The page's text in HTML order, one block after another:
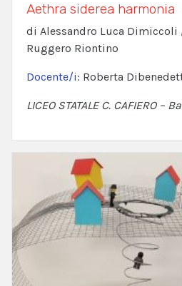
Aethra siderea harmonia
di Alessandro Luca Dimiccoli
Ruggero Riontino
Docente/i: Roberta
LICEO STATALE C. CAFIERO –